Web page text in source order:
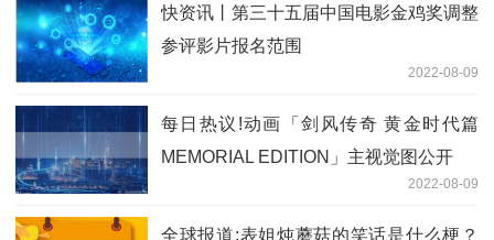
快资讯丨第三十五届中国电影金鸡奖调整
参评影片报名范围
2022-08-09
每日热议!动画「剑风传奇 黄金时代篇
MEMORIAL EDITION」主视觉图公开
2022-08-09
全球报道:表姐炖蘑菇的笑话是什么梗？